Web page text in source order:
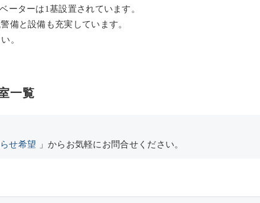
ーターは1基設置されています。
備と設備も充実しています。
。
一覧
せ希望 」からお気軽にお問合せください。